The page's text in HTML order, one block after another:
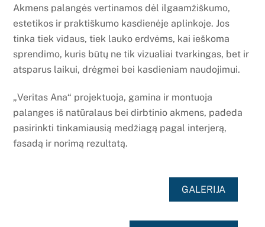
Akmens palangės vertinamos dėl ilgaamžiškumo,
estetikos ir praktiškumo kasdienėje aplinkoje. Jos
tinka tiek vidaus, tiek lauko erdvėms, kai ieškoma
sprendimo, kuris būtų ne tik vizualiai tvarkingas, bet ir
atsparus laikui, drėgmei bei kasdieniam naudojimui.
„Veritas Ana“ projektuoja, gamina ir montuoja
palanges iš natūralaus bei dirbtinio akmens, padeda
pasirinkti tinkamiausią medžiagą pagal interjerą,
fasadą ir norimą rezultatą.
GALERIJA